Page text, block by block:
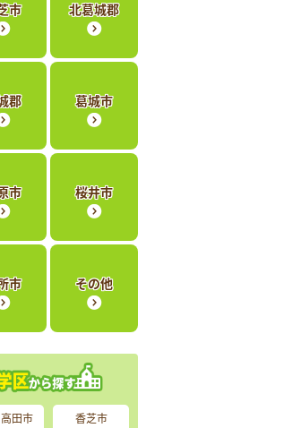
市 北葛城郡
郡 葛城市
市 桜井市
市 その他
田市 香芝市